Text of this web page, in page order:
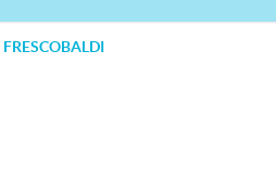
FRESCOBALDI